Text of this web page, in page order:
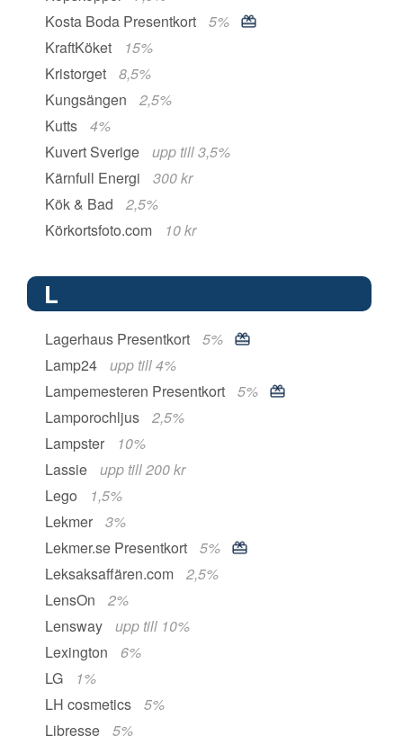
Kosta Boda Presentkort
5%
KraftKöket
15%
Kristorget
8,5%
Kungsängen
2,5%
Kutts
4%
Kuvert Sverige
upp till 3,5%
Kärnfull Energi
300 kr
Kök & Bad
2,5%
Körkortsfoto.com
10 kr
L
Lagerhaus Presentkort
5%
Lamp24
upp till 4%
Lampemesteren Presentkort
5%
Lamporochljus
2,5%
Lampster
10%
Lassie
upp till 200 kr
Lego
1,5%
Lekmer
3%
Lekmer.se Presentkort
5%
Leksaksaffären.com
2,5%
LensOn
2%
Lensway
upp till 10%
Lexington
6%
LG
1%
LH cosmetics
5%
Libresse
5%